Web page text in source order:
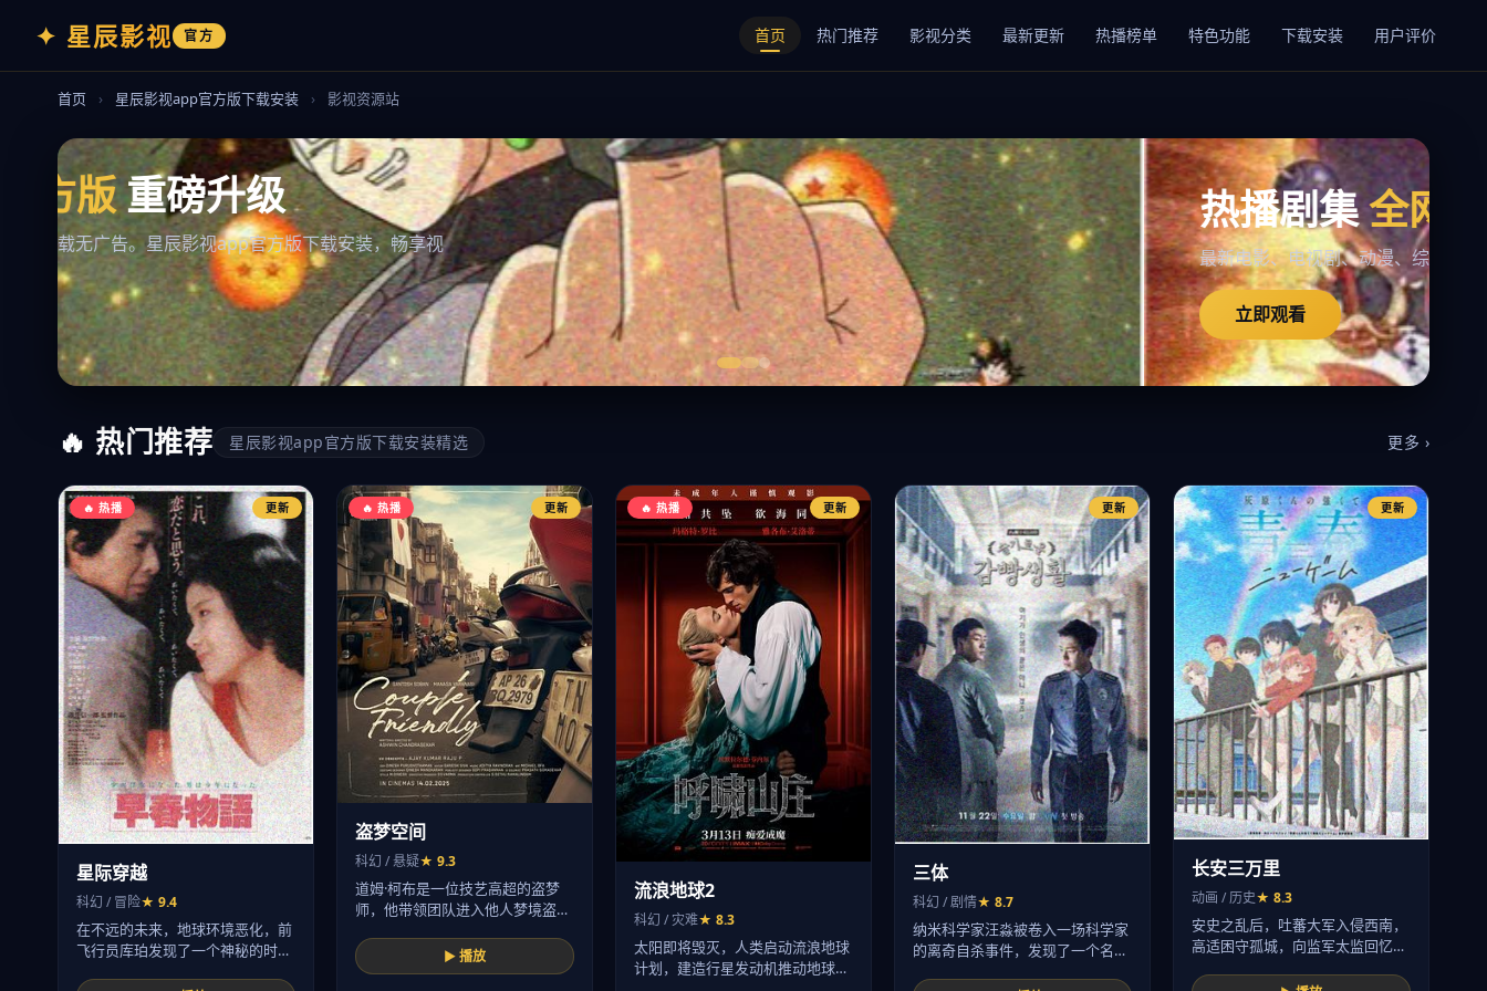
✦ 星辰影视 官方 首页 热门推荐 影视分类 最新更新 热播榜单 特色功能 下载安装 用户评价
首页 › 星辰影视app官方版下载安装 › 影视资源站
热播剧集全网同步更新
最新电影、电视剧、动漫、综艺，星辰影视app官方版下载安装，追剧不等待。
立即观看
🔥 热门推荐 星辰影视app官方版下载安装精选 更多 ›
🔥 热播 更新
星际穿越
科幻 / 冒险★ 9.4
在不远的未来，地球环境恶化，前
飞行员库珀发现了一个神秘的时
🔥 热播 更新
盗梦空间
科幻 / 悬疑★ 9.3
道姆·柯布是一位技艺高超的盗梦
师，他带领团队进入他人梦境盗
▶ 播放
🔥 热播 更新
流浪地球2
科幻 / 灾难★ 8.3
太阳即将毁灭，人类启动流浪地球
计划，建造行星发动机推动地球
更新
三体
科幻 / 剧情★ 8.7
纳米科学家汪淼被卷入一场科学家
的离奇自杀事件，发现了一个名
更新
长安三万里
动画 / 历史★ 8.3
安史之乱后，吐蕃大军入侵西南，
高适困守孤城，向监军太监回忆